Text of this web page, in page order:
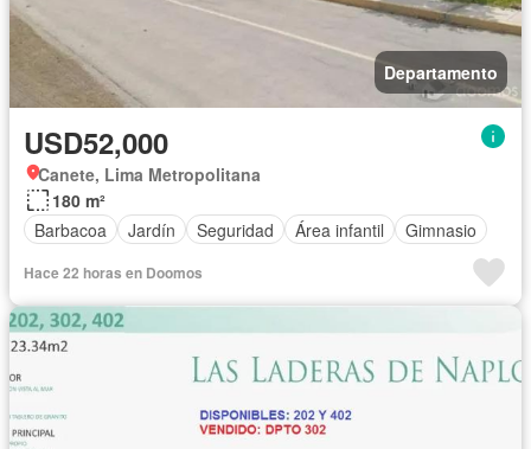
Departamento
USD52,000
Canete, Lima Metropolitana
180 m²
Barbacoa
Jardín Seguridad Área infantil Gimnasio
Hace 22 horas en Doomos